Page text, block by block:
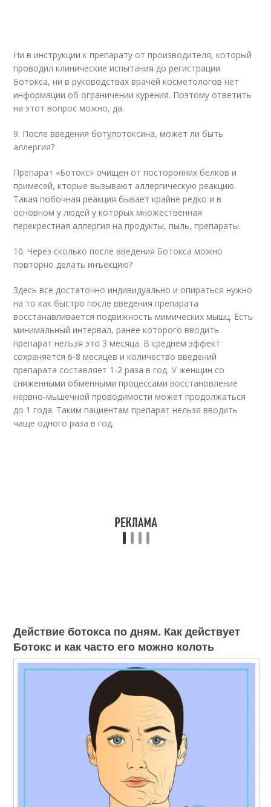
Ни в инструкции к препарату от производителя, который
проводил клинические испытания до регистрации
Ботокса, ни в руководствах врачей косметологов нет
информации об ограничении курения. Поэтому ответить
на этот вопрос можно, да.
9. После введения ботулотоксина, может ли быть
аллергия?
Препарат «Ботокс» очищен от посторонних белков и
примесей, кторые вызывают аллергическую реакцию.
Такая побочная реакция бывает крайне редко и в
основном у людей у которых множественная
перекрестная аллергия на продукты, пыль, препараты.
10. Через сколько после введения Ботокса можно
повторно делать инъекцию?
Здесь все достаточно индивидуально и опираться нужно
на то как быстро после введения препарата
восстанавливается подвижность мимических мышц. Есть
минимальный интервал, ранее которого вводить
препарат нельзя это 3 месяца. В среднем эффект
сохраняется 6-8 месяцев и количество введений
препарата составляет 1-2 раза в год. У женщин со
сниженными обменными процессами восстановление
нервно-мышечной проводимости может продолжаться
до 1 года. Таким пациентам препарат нельзя вводить
чаще одного раза в год.
Действие ботокса по дням. Как действует
Ботокс и как часто его можно колоть